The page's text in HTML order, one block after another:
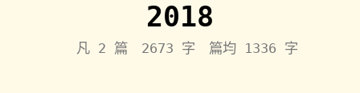
2018
凡 2 篇 2673 字 篇均 1336 字